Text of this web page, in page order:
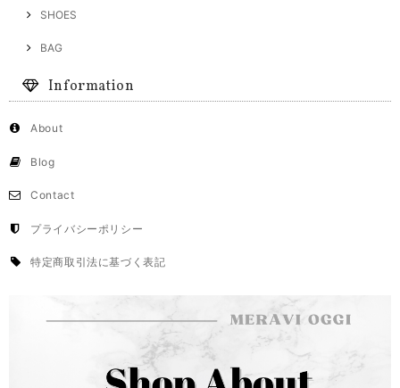
SHOES
BAG
Information
About
Blog
Contact
プライバシーポリシー
特定商取引法に基づく表記